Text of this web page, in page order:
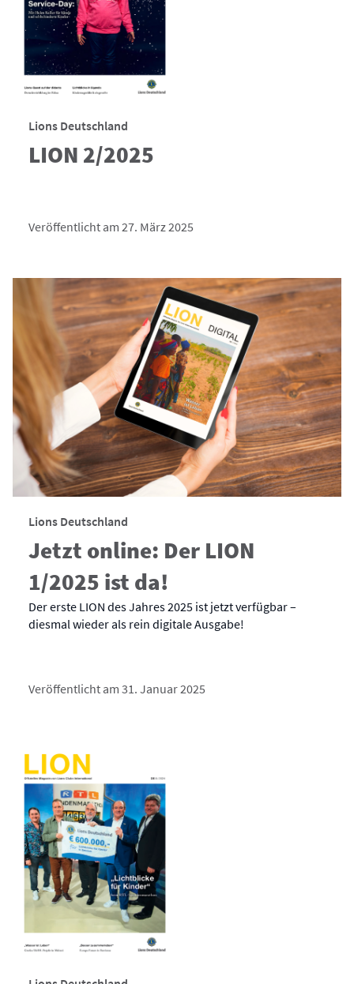
Lions Deutschland
LION 2/2025
Veröffentlicht am 27. März 2025
Lions Deutschland
Jetzt online: Der LION
1/2025 ist da!
Der erste LION des Jahres 2025 ist jetzt verfügbar –
diesmal wieder als rein digitale Ausgabe!
Veröffentlicht am 31. Januar 2025